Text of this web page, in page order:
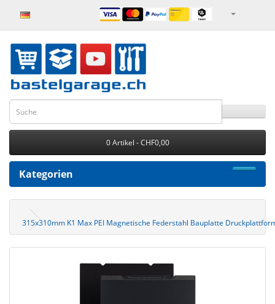
0 Artikel - CHF0,00
Kategorien
315x310mm K1 Max PEI Magnetische Federstahl Bauplatte